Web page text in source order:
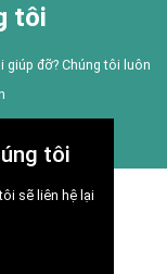
tôi
giúp đỡ? Chúng tôi luôn
tôi
sẽ liên hệ lại